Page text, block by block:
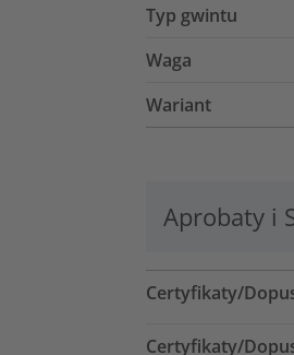
Typ gwintu
Waga
Wariant
Aprobaty i
Certyfikaty/
Certyfikaty/